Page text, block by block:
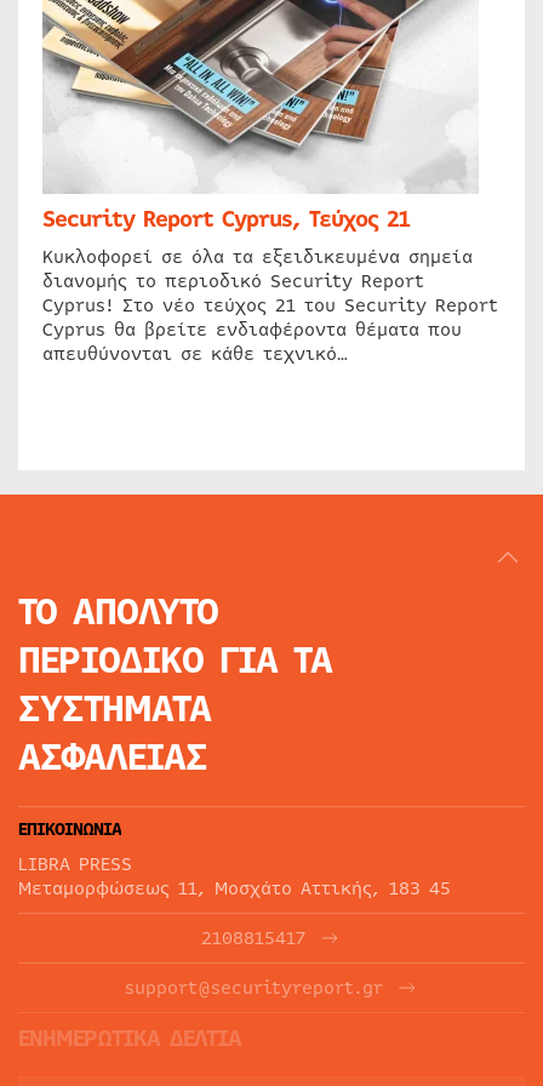
Security Report Cyprus, Τεύχος 21
Κυκλοφορεί σε όλα τα εξειδικευμένα σημεία
διανομής το περιοδικό Security Report
Cyprus! Στο νέο τεύχος 21 του Security Report
Cyprus θα βρείτε ενδιαφέροντα θέματα που
απευθύνονται σε κάθε τεχνικό…
ΤΟ ΑΠΟΛΥΤΟ
ΠΕΡΙΟΔΙΚΟ ΓΙΑ ΤΑ
ΣΥΣΤΗΜΑΤΑ
ΑΣΦΑΛΕΙΑΣ
ΕΠΙΚΟΙΝΩΝΙΑ
LIBRA PRESS
Μεταμορφώσεως 11, Μοσχάτο Αττικής, 183 45
2108815417
support@securityreport.gr
ΕΝΗΜΕΡΩΤΙΚΑ ΔΕΛΤΙΑ